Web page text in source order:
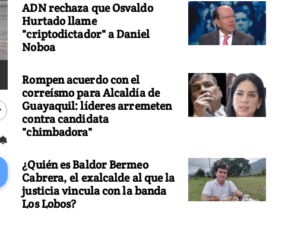
ADN rechaza que Osvaldo
Hurtado llame
"criptodictador" a Daniel
Noboa
Rompen acuerdo con el
correísmo para Alcaldía de
Guayaquil: líderes arremeten
contra candidata
"chimbadora"
¿Quién es Baldor Bermeo
Cabrera, el exalcalde al que la
justicia vincula con la banda
Los Lobos?